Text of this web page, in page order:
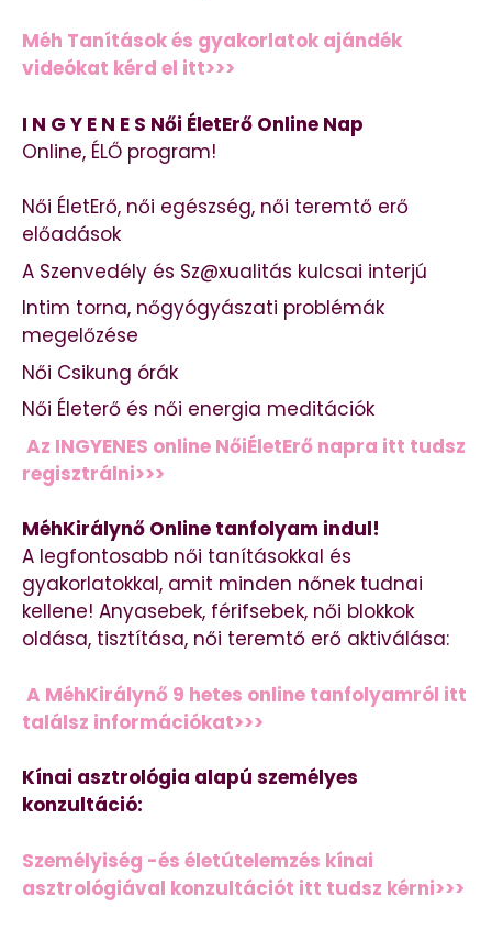
Méh Tanítások és gyakorlatok ajándék
videókat kérd el itt>>>
I N G Y E N E S Női ÉletErő Online Nap
Online, ÉLŐ program!
Női ÉletErő, női egészség, női teremtő erő
előadások
A Szenvedély és Sz@xualitás kulcsai interjú
Intim torna, nőgyógyászati problémák
megelőzése
Női Csikung órák
Női Életerő és női energia meditációk
Az INGYENES online NőiÉletErő napra itt tudsz
regisztrálni>>>
MéhKirálynő Online tanfolyam indul!
A legfontosabb női tanításokkal és
gyakorlatokkal, amit minden nőnek tudnai
kellene! Anyasebek, férifsebek, női blokkok
oldása, tisztítása, női teremtő erő aktiválása:
A MéhKirálynő 9 hetes online tanfolyamról itt
találsz információkat>>>
Kínai asztrológia alapú személyes
konzultáció:
Személyiség -és életútelemzés kínai
asztrológiával konzultációt itt tudsz kérni>>>